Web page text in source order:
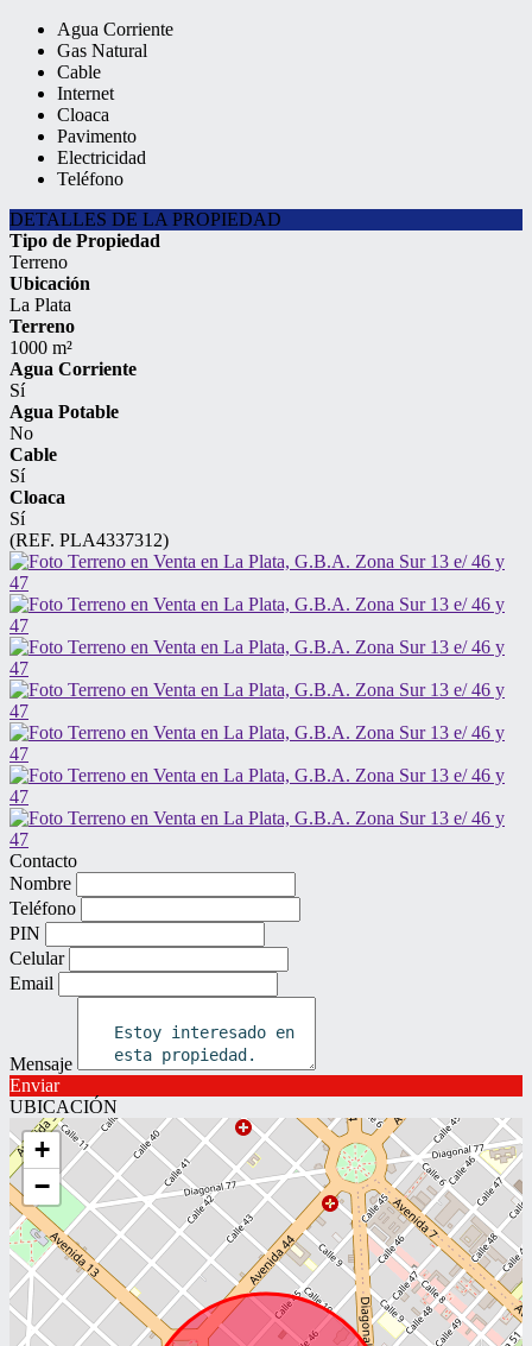
Agua Corriente
Gas Natural
Cable
Internet
Cloaca
Pavimento
Electricidad
Teléfono
DETALLES DE LA PROPIEDAD
Tipo de Propiedad
Terreno
Ubicación
La Plata
Terreno
1000 m²
Agua Corriente
Sí
Agua Potable
No
Cable
Sí
Cloaca
Sí
(REF. PLA4337312)
Contacto
Nombre
Teléfono
PIN
Celular
Email
Mensaje
Enviar
UBICACIÓN
+
−